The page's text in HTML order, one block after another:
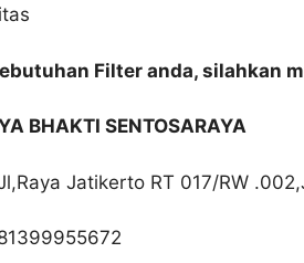
Filter anda, silahkan
BHAKTI SENTOSARAYA
Jatikerto RT 017/RW